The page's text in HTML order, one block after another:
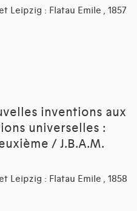
Leipzig : Flatau Emile , 1857
inventions aux
universelles :
/ J.B.A.M.
Leipzig : Flatau Emile , 1858